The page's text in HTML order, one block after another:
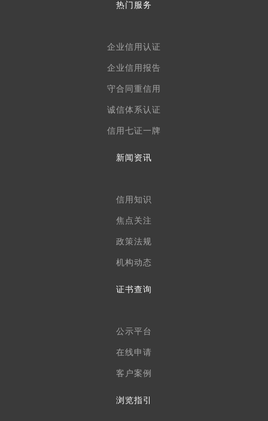
热门服务
企业信用认证
企业信用报告
守合同重信用
诚信体系认证
信用七证一牌
新闻资讯
信用知识
焦点关注
政策法规
机构动态
证书查询
公示平台
在线申请
客户案例
浏览指引